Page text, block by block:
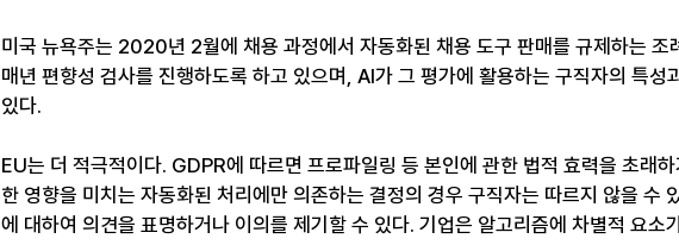
미국 뉴욕주는 2020년 2월에 채용 과정에서 자동화된 채용 도구 판매를 규제하는 조
매년 편향성 검사를 진행하도록 하고 있으며, AI가 그 평가에 활용하는 구직자의 특성
있다.
EU는 더 적극적이다. GDPR에 따르면 프로파일링 등 본인에 관한 법적 효력을 초래
한 영향을 미치는 자동화된 처리에만 의존하는 결정의 경우 구직자는 따르지 않을 수
에 대하여 의견을 표명하거나 이의를 제기할 수 있다. 기업은 알고리즘에 차별적 요소